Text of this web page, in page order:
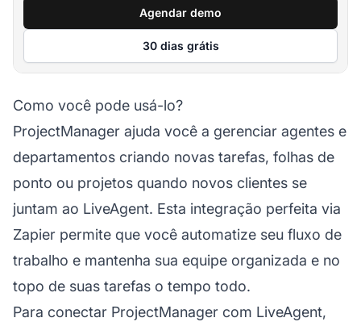
Agendar demo
30 dias grátis
Como você pode usá-lo?
ProjectManager ajuda você a gerenciar agentes e
departamentos criando novas tarefas, folhas de
ponto ou projetos quando novos clientes se
juntam ao LiveAgent. Esta integração perfeita via
Zapier permite que você automatize seu fluxo de
trabalho e mantenha sua equipe organizada e no
topo de suas tarefas o tempo todo.
Para conectar ProjectManager com LiveAgent,